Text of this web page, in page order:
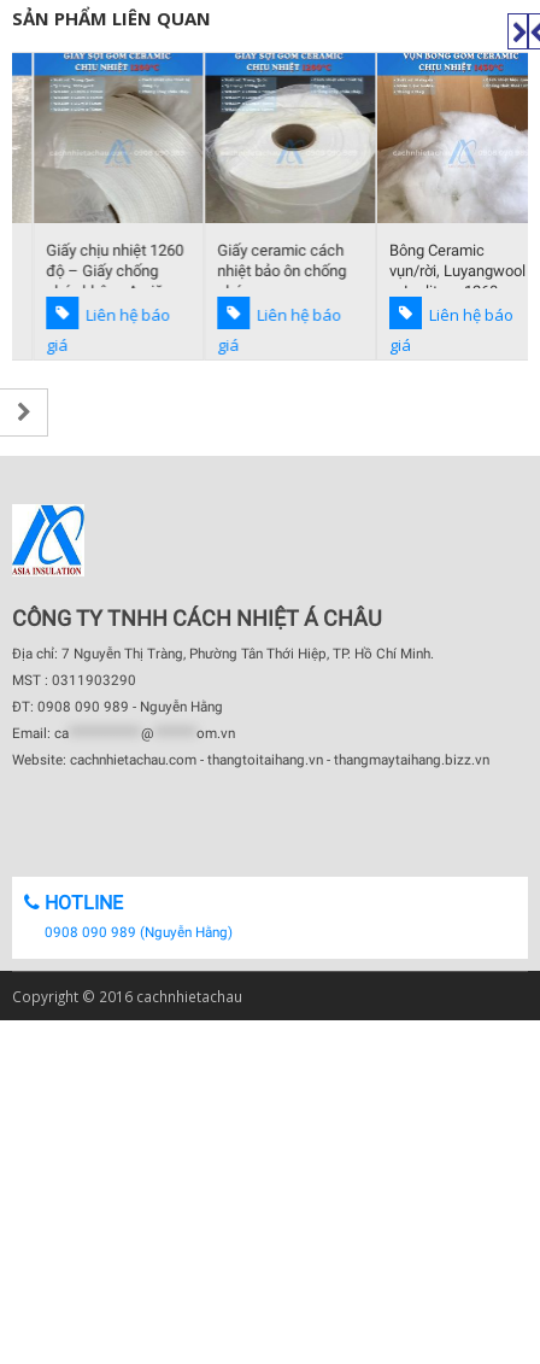
SẢN PHẨM LIÊN QUAN
Giấy chịu nhiệt 1260
độ – Giấy chống
cháy không Amiăng
Liên hệ báo
Giấy ceramic cách
nhiệt bảo ôn chống
cháy
Liên hệ báo
giá
Bông Ceramic
vụn/rời, Luyangwool
– Isolite – 1260 –
1430 độ CLiên hệ báo
giá
CÔNG TY TNHH CÁCH NHIỆT Á CHÂU
Địa chỉ: 7 Nguyễn Thị Tràng, Phường Tân Thới Hiệp, TP. Hồ Chí Minh.
MST : 0311903290
ĐT: 0908 090 989 - Nguyễn Hằng
Email: ca @
om.vn
Website: cachnhietachau.com - thangtoitaihang.vn - thangmaytaihang.bizz.vn
HOTLINE
0908 090 989 (Nguyễn Hằng)
Copyright © 2016 cachnhietachau